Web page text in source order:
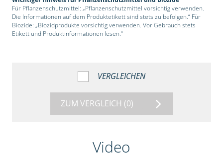
Für Pflanzenschutzmittel: „Pflanzenschutzmittel vorsichtig verwenden.
Die Informationen auf dem Produktetikett sind stets zu befolgen.“ Für
Biozide: „Biozidprodukte vorsichtig verwenden. Vor Gebrauch stets
Etikett und Produktinformationen lesen.“
VERGLEICHEN
ZUM VERGLEICH (0)
Video